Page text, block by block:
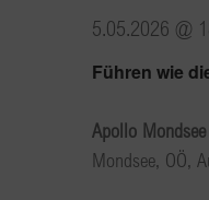
Führen wie
5.05.2026 @
Apollo Mondsee
Mondsee, OÖ,